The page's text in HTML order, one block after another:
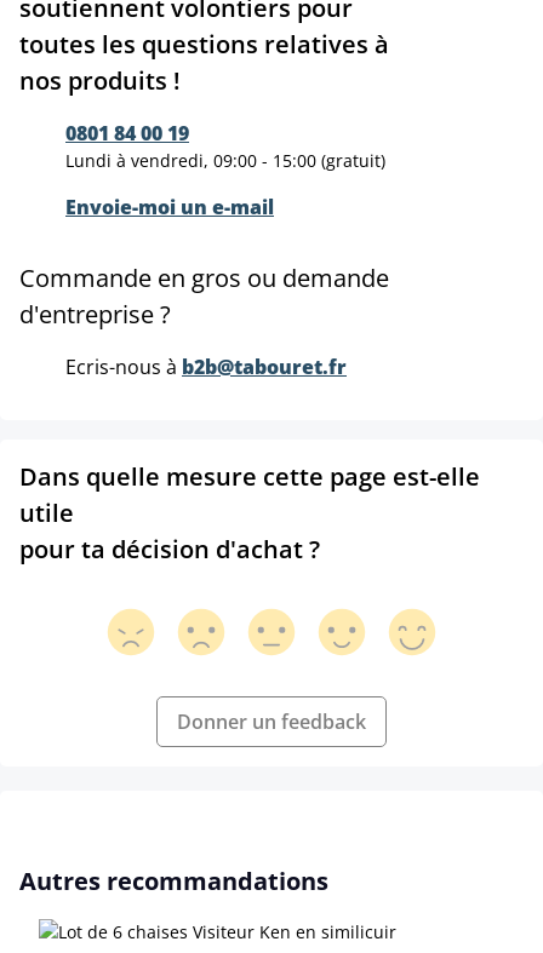
soutiennent volontiers pour
toutes les questions relatives à
nos produits !
0801 84 00 19
Lundi à vendredi, 09:00 - 15:00 (gratuit)
Envoie-moi un e-mail
Commande en gros ou demande
d'entreprise ?
Ecris-nous à b2b@tabouret.fr
Dans quelle mesure cette page est-elle
utile
pour ta décision d'achat ?
Donner un feedback
Ignorer la galerie de produits
Autres recommandations